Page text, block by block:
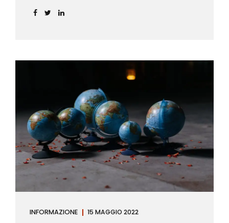
periodo grigio della pandemia da Covid, possiamo
bancario e postale, direttore generale
dell’Accademia di educazione finanziaria presieduta
da Beppe Ghisolfi. Avvocato Rizzo, si sono
registrati cambiamenti sulla percezione della
sicurezza dei propri risparmi? Parto da una
considerazione scientifica. John Ioannidis, noto
professore di medicina, di epidemiologia e...
INFORMAZIONE 15 MAGGIO 2022